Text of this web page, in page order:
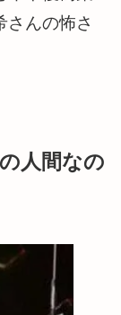
さんの怖さ
人間なの